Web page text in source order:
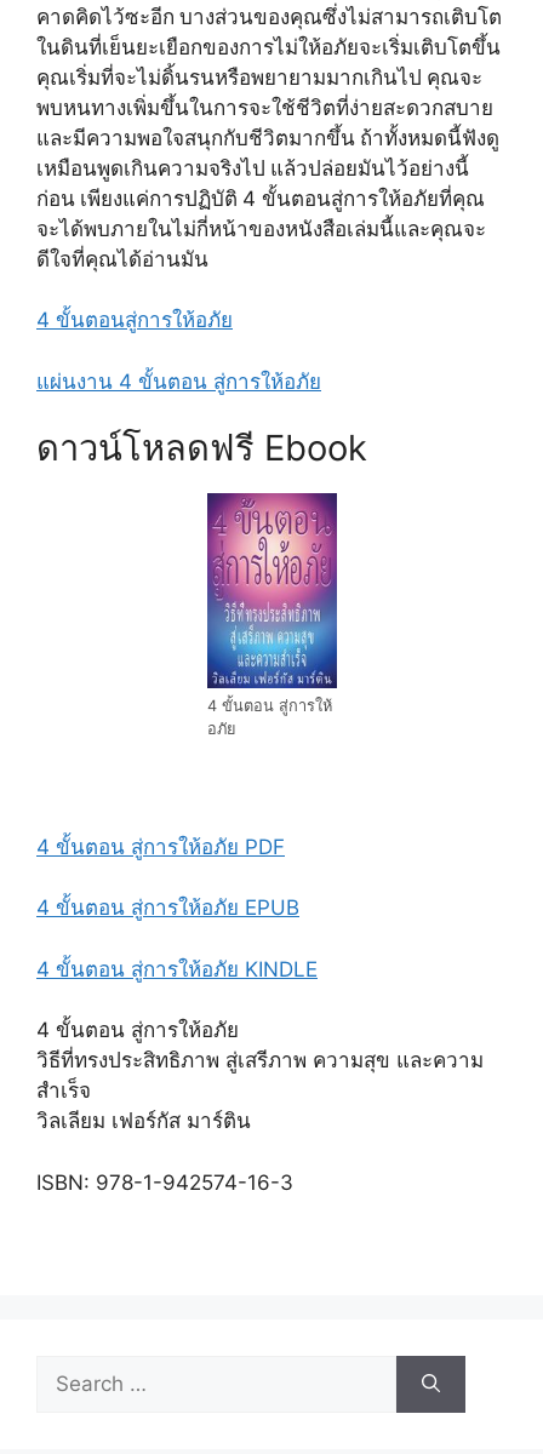
คาดคิดไว้ซะอีก บางส่วนของคุณซึ่งไม่สามารถเติบโต
ในดินที่เย็นยะเยือกของการไม่ให้อภัยจะเริ่มเติบโตขึ้น
คุณเริ่มที่จะไม่ดิ้นรนหรือพยายามมากเกินไป คุณจะ
พบหนทางเพิ่มขึ้นในการจะใช้ชีวิตที่ง่ายสะดวกสบาย
และมีความพอใจสนุกกับชีวิตมากขึ้น ถ้าทั้งหมดนี้ฟังดู
เหมือนพูดเกินความจริงไป แล้วปล่อยมันไว้อย่างนี้
ก่อน เพียงแค่การปฏิบัติ 4 ขั้นตอนสู่การให้อภัยที่คุณ
จะได้พบภายในไม่กี่หน้าของหนังสือเล่มนี้และคุณจะ
ดีใจที่คุณได้อ่านมัน
4 ขั้นตอนสู่การให้อภัย
แผ่นงาน 4 ขั้นตอน สู่การให้อภัย
ดาวน์โหลดฟรี Ebook
4 ขั้นตอน สู่การให้
อภัย
4 ขั้นตอน สู่การให้อภัย PDF
4 ขั้นตอน สู่การให้อภัย EPUB
4 ขั้นตอน สู่การให้อภัย KINDLE
4 ขั้นตอน สู่การให้อภัย
วิธีที่ทรงประสิทธิภาพ สู่เสรีภาพ ความสุข และความ
สำเร็จ
วิลเลียม เฟอร์กัส มาร์ติน
ISBN: 978-1-942574-16-3
Search
for: